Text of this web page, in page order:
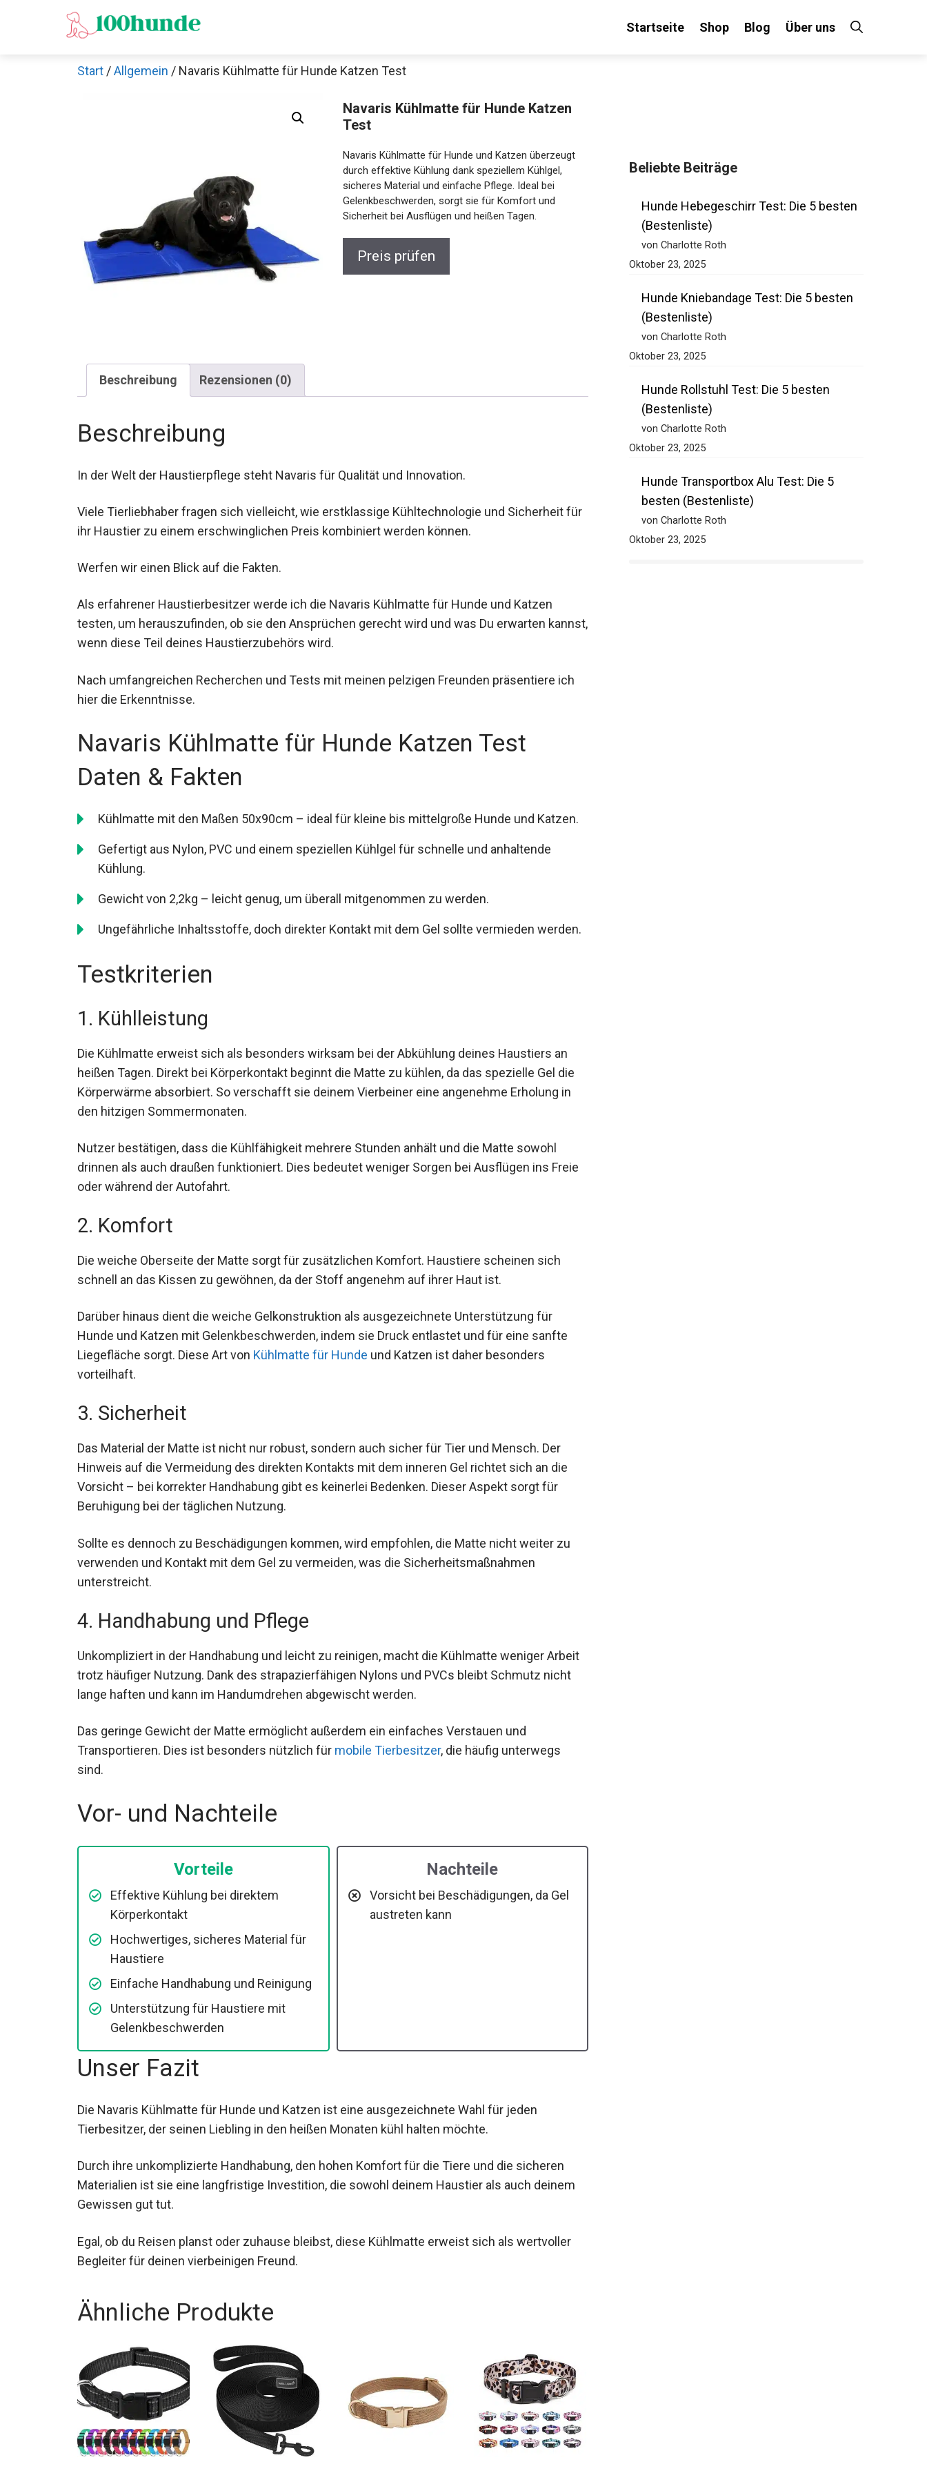
Startseite Shop Blog Über uns
Start /Allgemein / Navaris Kühlmatte für Hunde Katzen Test
Navaris Kühlmatte für Hunde Katzen
Test
Navaris Kühlmatte für Hunde und Katzen überzeugt
durch effektive Kühlung dank speziellem Kühlgel,
sicheres Material und einfache Pflege. Ideal bei
Gelenkbeschwerden, sorgt sie für Komfort und
Sicherheit bei Ausflügen und heißen Tagen.
Preis prüfen
Beschreibung Rezensionen (0)
Beschreibung
In der Welt der Haustierpflege steht Navaris für Qualität und Innovation.
Viele Tierliebhaber fragen sich vielleicht, wie erstklassige Kühltechnologie und Sicherheit für
ihr Haustier zu einem erschwinglichen Preis kombiniert werden können.
Werfen wir einen Blick auf die Fakten.
Als erfahrener Haustierbesitzer werde ich die Navaris Kühlmatte für Hunde und Katzen
testen, um herauszufinden, ob sie den Ansprüchen gerecht wird und was Du erwarten kannst,
wenn diese Teil deines Haustierzubehörs wird.
Nach umfangreichen Recherchen und Tests mit meinen pelzigen Freunden präsentiere ich
hier die Erkenntnisse.
Navaris Kühlmatte für Hunde Katzen Test
Daten & Fakten
Kühlmatte mit den Maßen 50x90cm – ideal für kleine bis mittelgroße Hunde und Katzen.
Gefertigt aus Nylon, PVC und einem speziellen Kühlgel für schnelle und anhaltende
Kühlung.
Gewicht von 2,2kg – leicht genug, um überall mitgenommen zu werden.
Ungefährliche Inhaltsstoffe, doch direkter Kontakt mit dem Gel sollte vermieden werden.
Testkriterien
1. Kühlleistung
Die Kühlmatte erweist sich als besonders wirksam bei der Abkühlung deines Haustiers an
heißen Tagen. Direkt bei Körperkontakt beginnt die Matte zu kühlen, da das spezielle Gel die
Körperwärme absorbiert. So verschafft sie deinem Vierbeiner eine angenehme Erholung in
den hitzigen Sommermonaten.
Nutzer bestätigen, dass die Kühlfähigkeit mehrere Stunden anhält und die Matte sowohl
drinnen als auch draußen funktioniert. Dies bedeutet weniger Sorgen bei Ausflügen ins Freie
oder während der Autofahrt.
2. Komfort
Die weiche Oberseite der Matte sorgt für zusätzlichen Komfort. Haustiere scheinen sich
schnell an das Kissen zu gewöhnen, da der Stoff angenehm auf ihrer Haut ist.
Darüber hinaus dient die weiche Gelkonstruktion als ausgezeichnete Unterstützung für
Hunde und Katzen mit Gelenkbeschwerden, indem sie Druck entlastet und für eine sanfte
Liegefläche sorgt. Diese Art von Kühlmatte für Hunde und Katzen ist daher besonders
vorteilhaft.
3. Sicherheit
Das Material der Matte ist nicht nur robust, sondern auch sicher für Tier und Mensch. Der
Hinweis auf die Vermeidung des direkten Kontakts mit dem inneren Gel richtet sich an die
Vorsicht – bei korrekter Handhabung gibt es keinerlei Bedenken. Dieser Aspekt sorgt für
Beruhigung bei der täglichen Nutzung.
Sollte es dennoch zu Beschädigungen kommen, wird empfohlen, die Matte nicht weiter zu
verwenden und Kontakt mit dem Gel zu vermeiden, was die Sicherheitsmaßnahmen
unterstreicht.
4. Handhabung und Pflege
Unkompliziert in der Handhabung und leicht zu reinigen, macht die Kühlmatte weniger Arbeit
trotz häufiger Nutzung. Dank des strapazierfähigen Nylons und PVCs bleibt Schmutz nicht
lange haften und kann im Handumdrehen abgewischt werden.
Das geringe Gewicht der Matte ermöglicht außerdem ein einfaches Verstauen und
Transportieren. Dies ist besonders nützlich für mobile Tierbesitzer, die häufig unterwegs
sind.
Vor- und Nachteile
Vorteile
Effektive Kühlung bei direktem
Körperkontakt
Hochwertiges, sicheres Material für
Haustiere
Einfache Handhabung und Reinigung
Unterstützung für Haustiere mit
Gelenkbeschwerden
Nachteile
Vorsicht bei Beschädigungen, da Gel
austreten kann
Unser Fazit
Die Navaris Kühlmatte für Hunde und Katzen ist eine ausgezeichnete Wahl für jeden
Tierbesitzer, der seinen Liebling in den heißen Monaten kühl halten möchte.
Durch ihre unkomplizierte Handhabung, den hohen Komfort für die Tiere und die sicheren
Materialien ist sie eine langfristige Investition, die sowohl deinem Haustier als auch deinem
Gewissen gut tut.
Egal, ob du Reisen planst oder zuhause bleibst, diese Kühlmatte erweist sich als wertvoller
Begleiter für deinen vierbeinigen Freund.
Ähnliche Produkte
Beliebte Beiträge
Hunde Hebegeschirr Test: Die 5 besten
(Bestenliste)
von Charlotte Roth
Oktober 23, 2025
Hunde Kniebandage Test: Die 5 besten
(Bestenliste)
von Charlotte Roth
Oktober 23, 2025
Hunde Rollstuhl Test: Die 5 besten
(Bestenliste)
von Charlotte Roth
Oktober 23, 2025
Hunde Transportbox Alu Test: Die 5
besten (Bestenliste)
von Charlotte Roth
Oktober 23, 2025